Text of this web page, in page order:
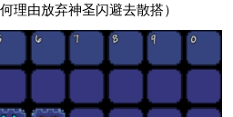
理由放弃神圣闪避去散搭）